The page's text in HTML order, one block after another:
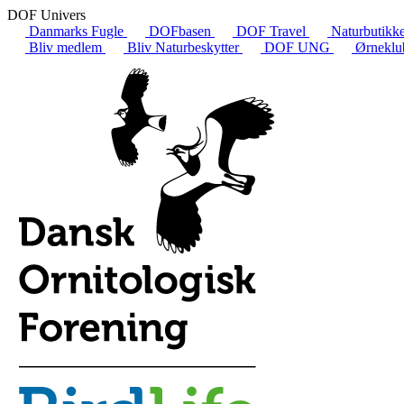
DOF Univers
Danmarks Fugle
DOFbasen DOF Travel
Bliv medlem
Bliv Naturbeskytter DOF UNG